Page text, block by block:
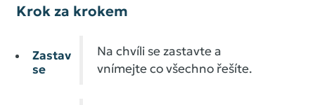
Krok za krokem
Zastav
se
Na chvíli se zastavte a
vnímejte co všechno řešíte.